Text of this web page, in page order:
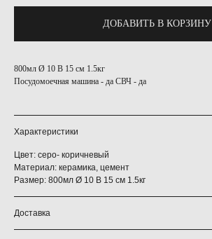
ДОБАВИТЬ В КОРЗИНУ
800мл Ø 10 В 15 см 1.5кг
Посудомоечная машина - да СВЧ - да
Характеристики
Цвет: серо- коричневый
Материал: керамика, цемент
Размер: 800мл Ø 10 В 15 см 1.5кг
Доставка